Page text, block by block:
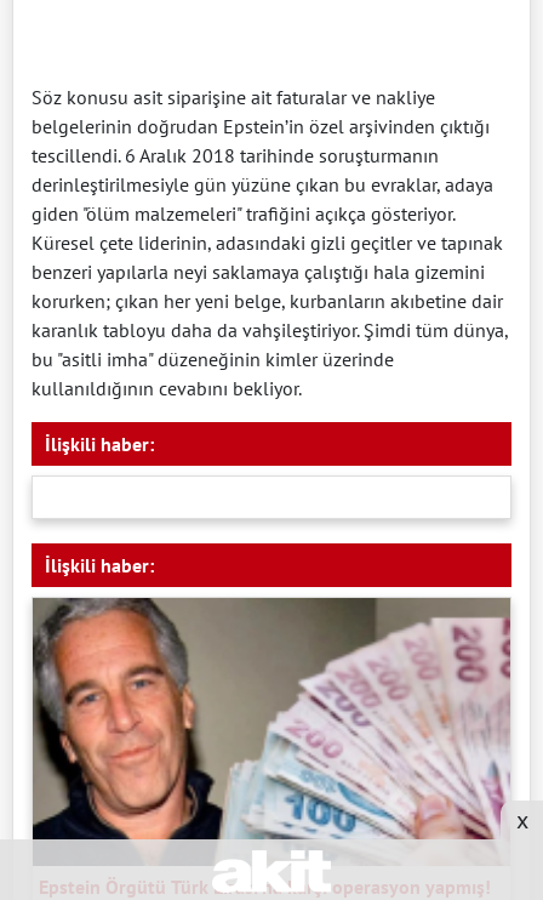
Söz konusu asit siparişine ait faturalar ve nakliye
belgelerinin doğrudan Epstein’in özel arşivinden çıktığı
tescillendi. 6 Aralık 2018 tarihinde soruşturmanın
derinleştirilmesiyle gün yüzüne çıkan bu evraklar, adaya
giden "ölüm malzemeleri" trafiğini açıkça gösteriyor.
Küresel çete liderinin, adasındaki gizli geçitler ve tapınak
benzeri yapılarla neyi saklamaya çalıştığı hala gizemini
korurken; çıkan her yeni belge, kurbanların akıbetine dair
karanlık tabloyu daha da vahşileştiriyor. Şimdi tüm dünya,
bu "asitli imha" düzeneğinin kimler üzerinde
kullanıldığının cevabını bekliyor.
İlişkili haber:
İlişkili haber:
Epstein Örgütü Türk Lirası'na karşı operasyon yapmış!
x